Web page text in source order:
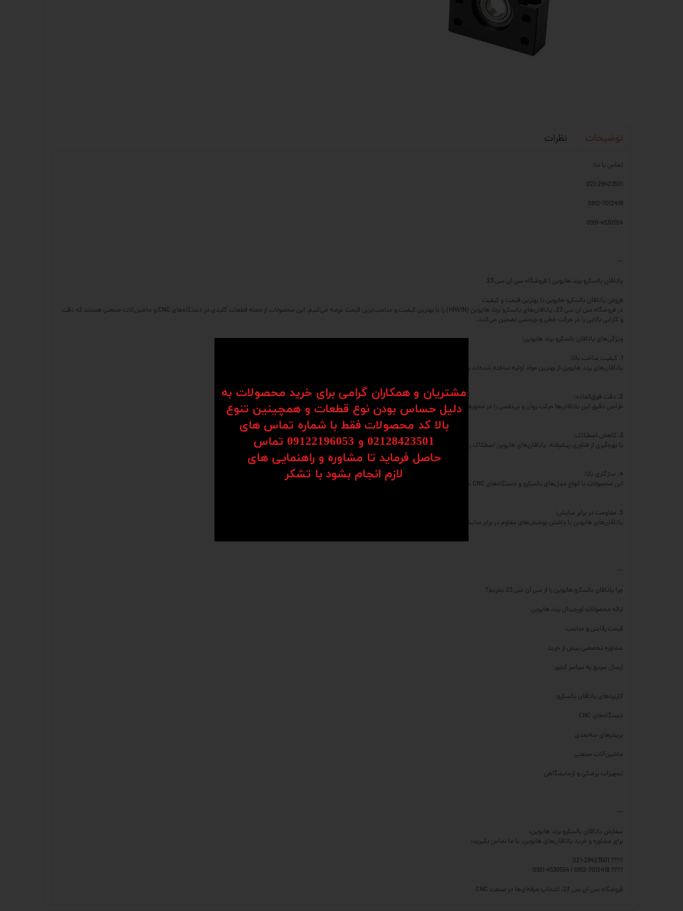
توضیحات نظرات
تماس با ما:
021-28423501
0912-7012418
0991-4530554
---
یاتاقان بالسکرو برند هایوین | فروشگاه سی ان سی 23
فروش یاتاقان بالسکرو هایوین با بهترین قیمت و کیفیت
در فروشگاه سی ان سی 23، یاتاقان‌های بالسکرو برند هایوین (HIWIN) را با بهترین کیفیت و مناسب‌ترین قیمت عرضه می‌کنیم. این محصولات از جمله قطعات کلیدی در دستگاه‌های CNC و ماشین‌آلات صنعتی هستند که دقت
و کارایی بالایی را در حرکت خطی و چرخشی تضمین می‌کنند.
ویژگی‌های یاتاقان بالسکرو برند هایوین:
1. کیفیت ساخت بالا:
یاتاقان‌های برند هایوین از بهترین مواد اولیه ساخته شده‌اند و دوام و استحکام بالایی دارند.
2. دقت فوق‌العاده:
طراحی دقیق این یاتاقان‌ها حرکت روان و بی‌نقصی را در محورهای دستگاه‌های CNC تضمین می‌کند.
3. کاهش اصطکاک:
با بهره‌گیری از فناوری پیشرفته، یاتاقان‌های هایوین اصطکاک را به حداقل رسانده و عمر مفید دستگاه را افزایش می‌دهند.
4. سازگاری بالا:
این محصولات با انواع مدل‌های بالسکرو و دستگاه‌های CNC سازگار بوده و به راحتی قابل نصب هستند.
5. مقاومت در برابر سایش:
یاتاقان‌های هایوین با داشتن پوشش‌های مقاوم در برابر سایش و خوردگی، انتخابی ایده‌آل برای شرایط کاری سخت هستند.
---
چرا یاتاقان بالسکرو هایوین را از سی ان سی 23 بخریم؟
ارائه محصولات اورجینال برند هایوین
قیمت رقابتی و مناسب
مشاوره تخصصی پیش از خرید
ارسال سریع به سراسر کشور
کاربردهای یاتاقان بالسکرو:
دستگاه‌های CNC
پرینترهای سه‌بعدی
ماشین‌آلات صنعتی
تجهیزات پزشکی و آزمایشگاهی
---
سفارش یاتاقان بالسکرو برند هایوین:
برای مشاوره و خرید یاتاقان‌های هایوین، با ما تماس بگیرید:
???? 021-28423501
???? 0912-7012418 | 0991-4530554
فروشگاه سی ان سی 23، انتخاب حرفه‌ای‌ها در صنعت CNC.
​​مشتریان و همکاران گرامی برای خرید محصولات به
دلیل حساس بودن نوع قطعات و همچینین تنوع
بالا کد محصولات فقط با شماره تماس های
02128423501 و 09122196053​​​​​​​ تماس
حاصل فرماید تا مشاوره و راهنمایی های
​​​​​​​لازم انجام بشود با تشکر​​​​​​​